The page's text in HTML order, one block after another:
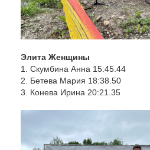
Элита Женщины
1. Скумбина Анна 15:45.44
2. Бетева Мария 18:38.50
3. Конева Ирина 20:21.35